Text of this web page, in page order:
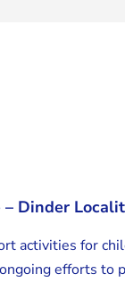
– Dinder
activities for
efforts to